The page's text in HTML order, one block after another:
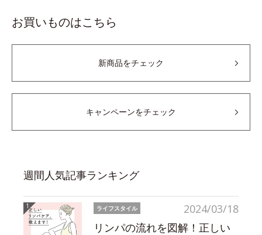
お買いものはこちら
新商品をチェック
キャンペーンをチェック
週間人気記事ランキング
2024/03/18
ライフスタイル
リンパの流れを図解！正しい